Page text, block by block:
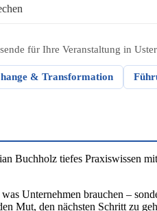
für Ihre Veranstaltung in
& Transformation
Buchholz tiefes Praxiswissen
Unternehmen brauchen –
Mut, den nächsten Schritt zu